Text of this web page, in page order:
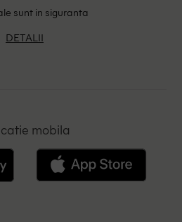
sunt in siguranta
DETALII
mobila